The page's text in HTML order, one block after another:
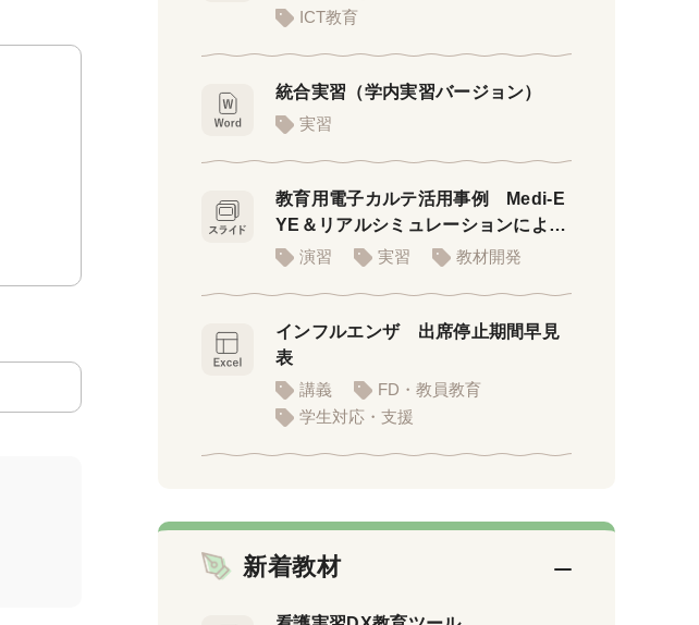
ICT教育
統合実習（学内実習バージョン）
実習
教育用電子カルテ活用事例 Medi-E
YE＆リアルシミュレーションによる
代替実習
演習 実習 教材開発
インフルエンザ 出席停止期間早見
表
講義
FD・教員教育
学生対応・支援
新着教材